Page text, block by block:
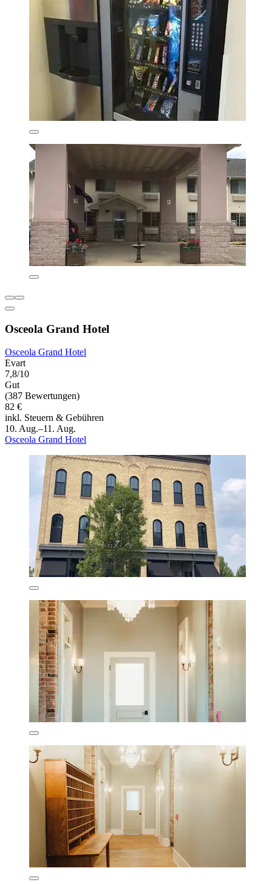
Osceola Grand Hotel
Osceola Grand Hotel
Evart
7,8/10
Gut
(387 Bewertungen)
82 €
inkl. Steuern & Gebühren
10. Aug.–11. Aug.
Osceola Grand Hotel